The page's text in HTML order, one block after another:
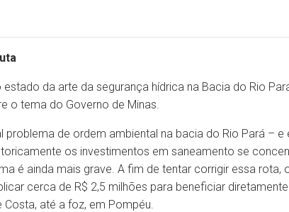
da arte da segurança hídrica na Bacia do Rio
o tema do Governo de Minas.
problema de ordem ambiental na bacia do Rio Pará –
os investimentos em saneamento se
é ainda mais grave. A fim de tentar corrigir essa rota,
cerca de R$ 2,5 milhões para beneficiar
Costa, até a foz, em Pompéu.